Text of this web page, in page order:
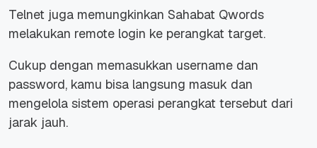
Telnet juga memungkinkan Sahabat Qwords
melakukan remote login ke perangkat target.
Cukup dengan memasukkan username dan
password, kamu bisa langsung masuk dan
mengelola sistem operasi perangkat tersebut dari
jarak jauh.